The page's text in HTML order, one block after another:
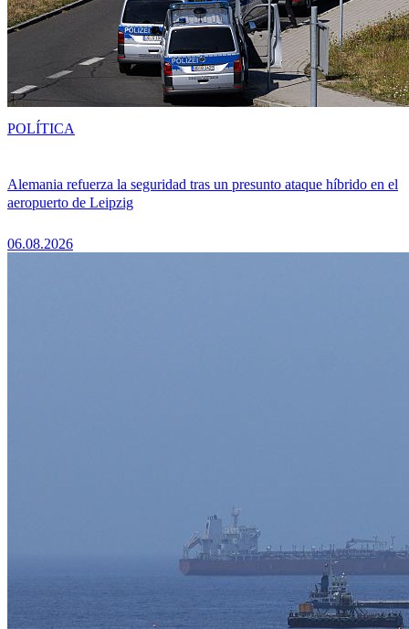
Alemania refuerza la seguridad tras un presunto ataque híbrido en el
aeropuerto de Leipzig
06.08.2026
POLÍTICA